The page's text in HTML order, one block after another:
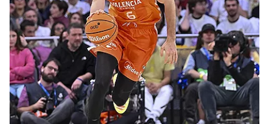
Eskubaloia
Kirolak 360
Atletismoa
Mendi-lasterketak